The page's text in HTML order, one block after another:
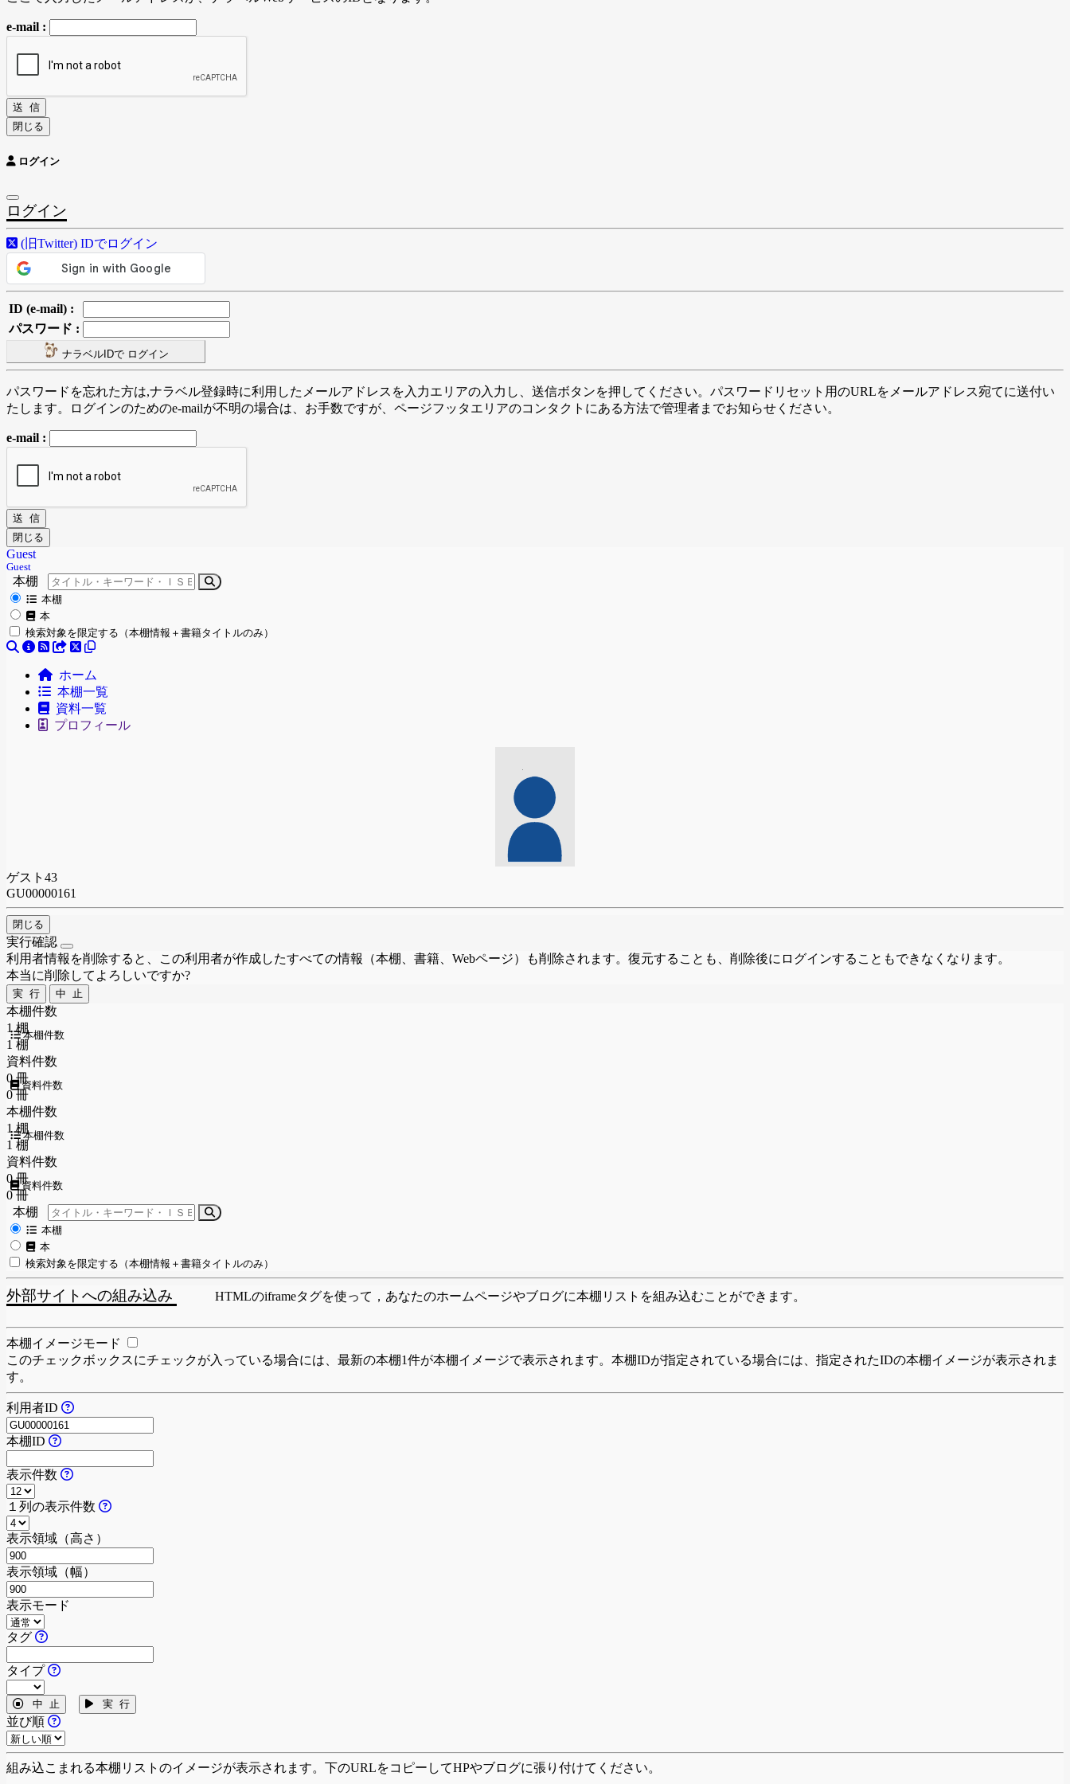
e-mail :
送 信
閉じる
ログイン
ログイン
(旧Twitter) IDでログイン
ID (e-mail) :
パスワード :
ナラベルIDで ログイン
パスワードを忘れた方は,ナラベル登録時に利用したメールアドレスを入力エリアの入力し、送信ボタンを押してください。パスワードリセット用のURLをメールアドレス宛てに送付い
たします。ログインのためのe-mailが不明の場合は、お手数ですが、ページフッタエリアのコンタクトにある方法で管理者までお知らせください。
e-mail :
送 信
閉じる
Guest
Guest
本棚
本棚
本
検索対象を限定する（本棚情報＋書籍タイトルのみ）
ホーム
本棚一覧
資料一覧
プロフィール
ゲスト43
GU00000161
閉じる
実行確認
利用者情報を削除すると、この利用者が作成したすべての情報（本棚、書籍、Webページ）も削除されます。復元することも、削除後にログインすることもできなくなります。
本当に削除してよろしいですか?
実 行 中 止
本棚件数
1 棚
本棚件数
1 棚
資料件数
0 冊
資料件数
0 冊
本棚件数
1 棚
本棚件数
1 棚
資料件数
0 冊
資料件数
0 冊
本棚
本棚
本
検索対象を限定する（本棚情報＋書籍タイトルのみ）
外部サイトへの組み込み HTMLのiframeタグを使って，あなたのホームページやブログに本棚リストを組み込むことができます。
本棚イメージモード
このチェックボックスにチェックが入っている場合には、最新の本棚1件が本棚イメージで表示されます。本棚IDが指定されている場合には、指定されたIDの本棚イメージが表示されま
す。
利用者ID
本棚ID
表示件数
１列の表示件数
表示領域（高さ）
表示領域（幅）
表示モード
タグ
タイプ
中 止 実 行
並び順
組み込こまれる本棚リストのイメージが表示されます。下のURLをコピーしてHPやブログに張り付けてください。